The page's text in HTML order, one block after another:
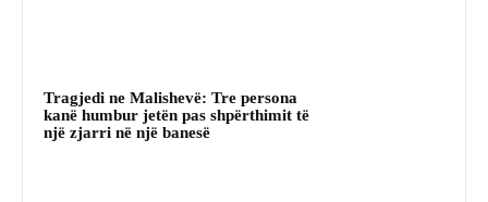
Tragjedi ne Malishevë: Tre persona
kanë humbur jetën pas shpërthimit të
një zjarri në një banesë